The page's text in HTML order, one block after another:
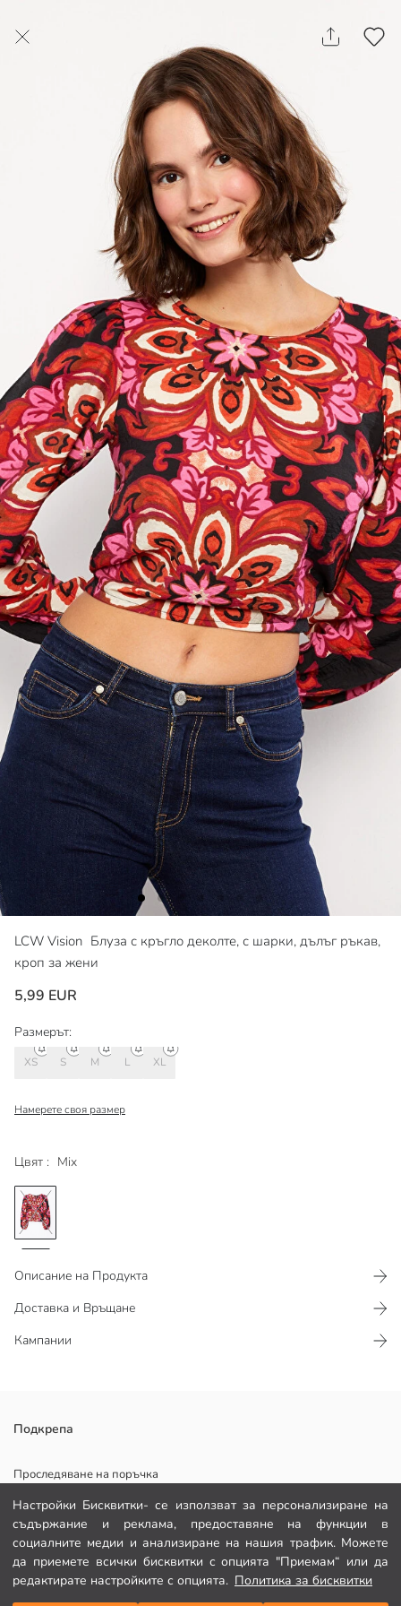
Настройки Бисквитки- се използват за персонализиране на
съдържание и реклама, предоставяне на функции в
социалните медии и анализиране на нашия трафик. Можете
да приемете всички бисквитки с опцията "Приемам“ или да
редактирате настройките с опцията. Политика за бисквитки
LCW Vision Блуза с кръгло деколте, с шарки, дълъг ръкав,
кроп за жени
5,99 EUR
Цвят : Mix
Размерът:
XS S M L XL
Намерете своя размер
Описание на Продукта
Доставка и Връщане
Кампании
Изработена от смесена с вискоза материя
Основен Плат:
Държава на произход:
Продавач:
Марка:
Пол:
Подходящ:
Подкрепа
Проследяване на поръчка
Формуляр за контакт
082 299 644
ПОМОЩ